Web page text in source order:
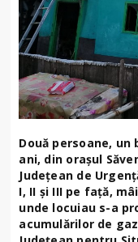
Două persoane, un
ani, din orașul
Județean de
I, II și III pe față,
unde locuiau s-a
acumulărilor de